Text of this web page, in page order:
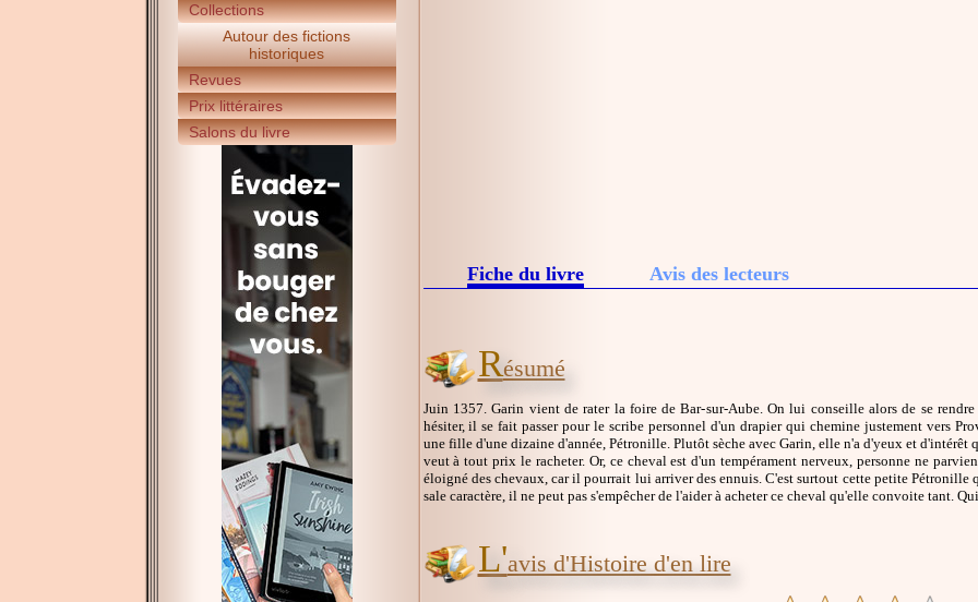
Collections
Autour des fictions
historiques
Revues
Prix littéraires
Salons du livre
Fiche du livre Avis des lecteurs
Résumé
Juin 1357. Garin vient de rater la foire de Bar-sur-Aube. On lui conseille alors de se
hésiter, il se fait passer pour le scribe personnel d'un drapier qui chemine justement vers
une fille d'une dizaine d'année, Pétronille. Plutôt sèche avec Garin, elle n'a d'yeux et d'intérêt
veut à tout prix le racheter. Or, ce cheval est d'un tempérament nerveux, personne ne
éloigné des chevaux, car il pourrait lui arriver des ennuis. C'est surtout cette petite
sale caractère, il ne peut pas s'empêcher de l'aider à acheter ce cheval qu'elle convoite tant.
L'avis d'Histoire d'en lire